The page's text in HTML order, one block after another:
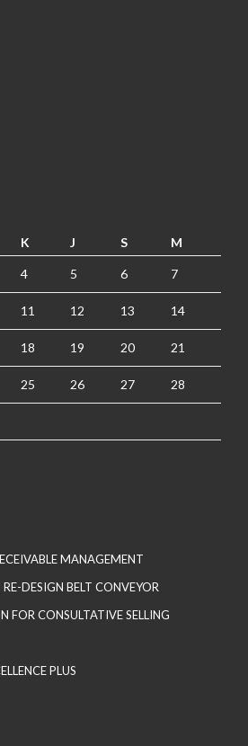
K J S M
4 5 6 7
11 12 13 14
18 19 20 21
25 26 27 28
MANAGEMENT
DESIGN BELT CONVEYOR
FOR CONSULTATIVE SELLING
PLUS